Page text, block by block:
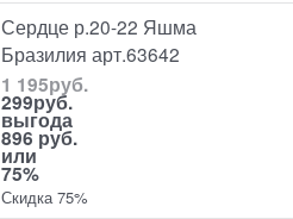
Сердце р.20-22 Яшма
Бразилия арт.63642
1 195руб.
299руб.
выгода
896 руб.
или
75%
Скидка 75%